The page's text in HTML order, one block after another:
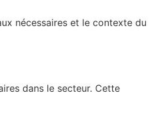
nécessaires et le contexte du
dans le secteur. Cette